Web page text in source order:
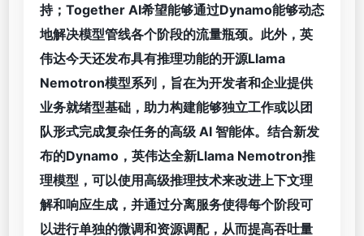
持；Together AI希望能够通过Dynamo能够动态
地解决模型管线各个阶段的流量瓶颈。此外，英
伟达今天还发布具有推理功能的开源Llama
Nemotron模型系列，旨在为开发者和企业提供
业务就绪型基础，助力构建能够独立工作或以团
队形式完成复杂任务的高级 AI 智能体。结合新发
布的Dynamo，英伟达全新Llama Nemotron推
理模型，可以使用高级推理技术来改进上下文理
解和响应生成，并通过分离服务使得每个阶段可
以进行单独的微调和资源调配，从而提高吞吐量